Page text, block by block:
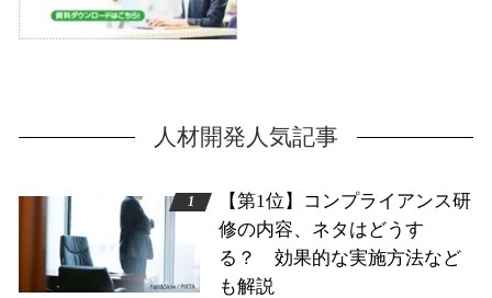
人材開発人気記事
【第1位】コンプライアンス研
修の内容、ネタはどうす
る？ 効果的な実施方法など
も解説